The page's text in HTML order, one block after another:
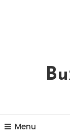
Menu